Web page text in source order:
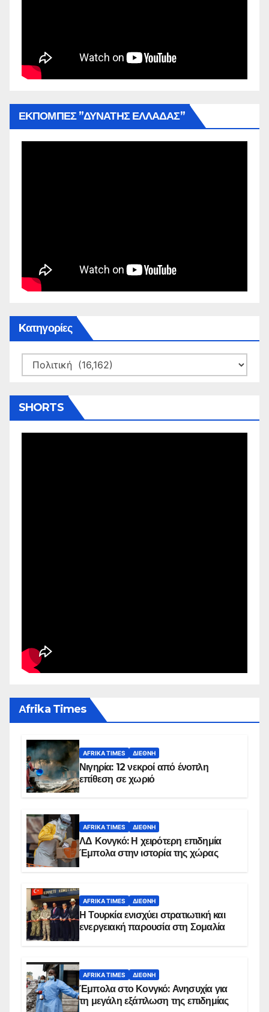
ΕΚΠΟΜΠΕΣ ”ΔΥΝΑΤΗΣ ΕΛΛΑΔΑΣ”
Kατηγορίες
Kατηγορίες
SHORTS
Αfrika Times
AFRIKA TIMES ΔΙΕΘΝΉ
Νιγηρία: 12 νεκροί από ένοπλη
επίθεση σε χωριό
AFRIKA TIMES ΔΙΕΘΝΉ
ΛΔ Κονγκό: Η χειρότερη επιδημία
Έμπολα στην ιστορία της χώρας
AFRIKA TIMES ΔΙΕΘΝΉ
Η Τουρκία ενισχύει στρατιωτική και
ενεργειακή παρουσία στη Σομαλία
AFRIKA TIMES ΔΙΕΘΝΉ
Έμπολα στο Κονγκό: Ανησυχία για
τη μεγάλη εξάπλωση της επιδημίας